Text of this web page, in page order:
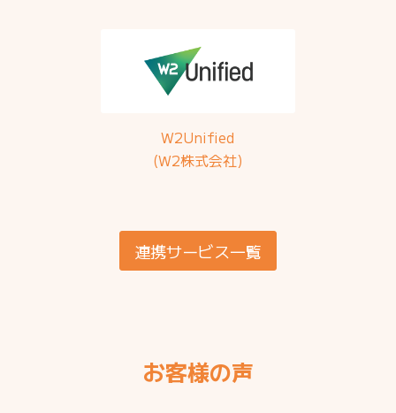
W2Unified
(W2株式会社)
連携サービス一覧
お客様の声